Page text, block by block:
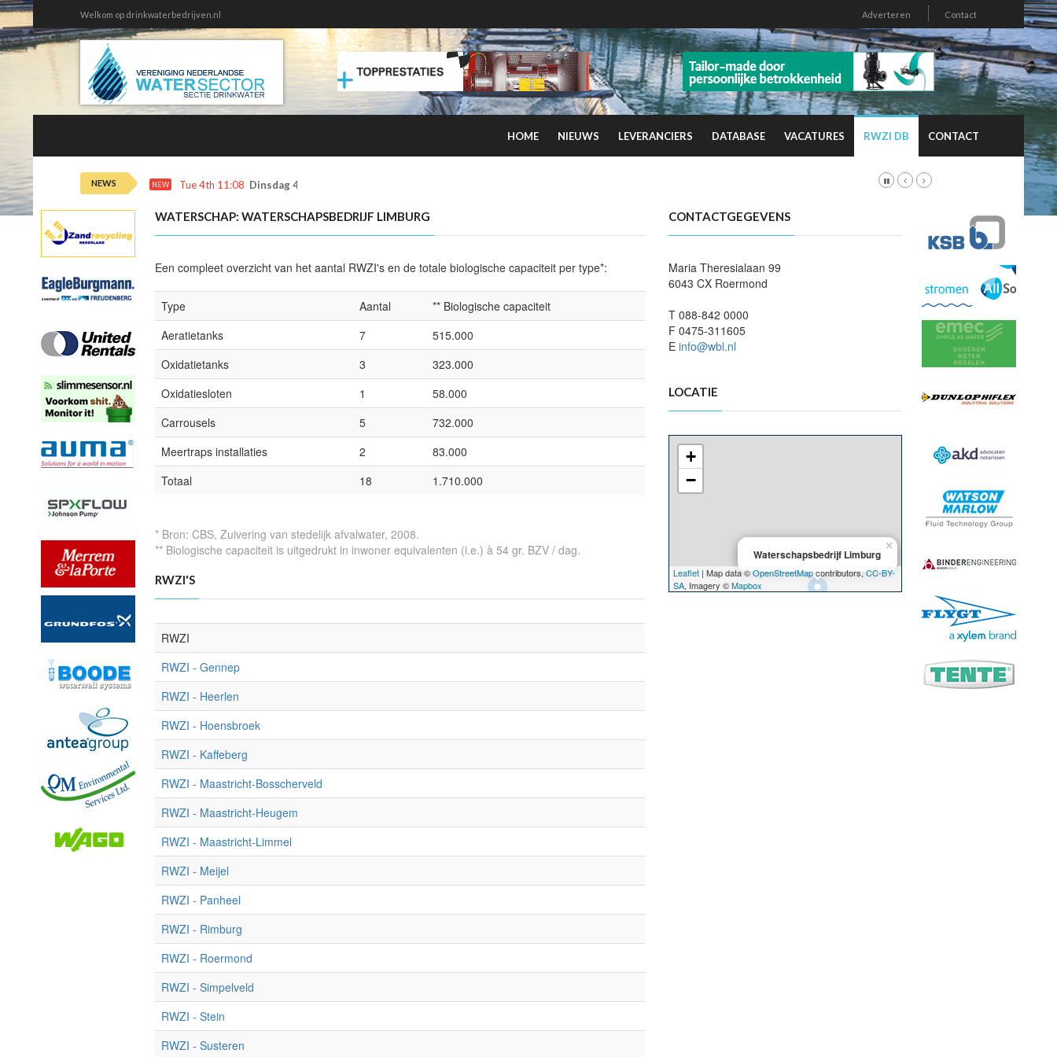
Welkom op drinkwaterbedrijven.nl Adverteren Contact
HOME NIEUWS LEVERANCIERS DATABASE VACATURES RWZI DB CONTACT
NEWS NEW Tue 4th 11:08 Dinsdag 4 augustus kans op smog door ozon
WATERSCHAP: WATERSCHAPSBEDRIJF LIMBURG
Een compleet overzicht van het aantal RWZI's en de totale biologische capaciteit per type*:
Type Aantal
** Biologische capaciteit
Aeratietanks
7
515.000
Oxidatietanks
3
323.000
Oxidatiesloten
1
58.000
Carrousels
5
732.000
Meertraps installaties
2
83.000
Totaal
18 1.710.000
* Bron: CBS, Zuivering van stedelijk afvalwater, 2008.
** Biologische capaciteit is uitgedrukt in inwoner equivalenten (i.e.) à 54 gr. BZV / dag.
RWZI'S
RWZI
RWZI - Gennep
RWZI - Heerlen
RWZI - Hoensbroek
RWZI - Kaffeberg
RWZI - Maastricht-Bosscherveld
RWZI - Maastricht-Heugem
RWZI - Maastricht-Limmel
RWZI - Meijel
RWZI - Panheel
RWZI - Rimburg
RWZI - Roermond
RWZI - Simpelveld
RWZI - Stein
RWZI - Susteren
CONTACTGEGEVENS
Maria Theresialaan 99
6043 CX Roermond
T 088-842 0000
F 0475-311605
Einfo@wbl.nl
LOCATIE
Waterschapsbedrijf Limburg
×
+
−
Leaflet | Map data ©OpenStreetMapcontributors,CC-BY-
SA, Imagery ©Mapbox